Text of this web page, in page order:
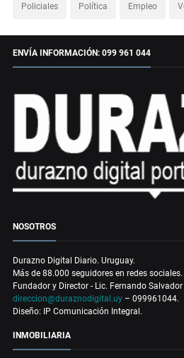
Policiales Política Empleo
ENVÍA INFORMACIÓN: 099 961 044
NOSOTROS
Durazno Digital Diario. Uruguay.
Más de 88.000 seguidores en redes sociales.
Fundador y Director - Lic. Fernando
direccion@duraznodigital.uy – 099961044.
Diseño: IP Comunicación Integral.
INMOBILIARIA